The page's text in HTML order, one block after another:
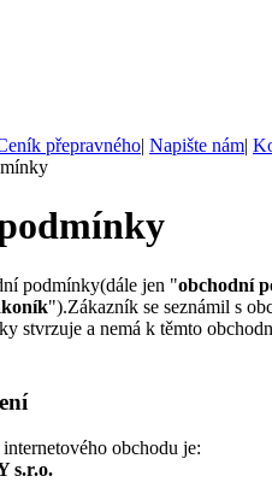
přepravného| Napište nám|
podmínky(dále jen "obchodní
").Zákazník se seznámil s
stvrzuje a nemá k těmto
obchodu je:
s.r.o.